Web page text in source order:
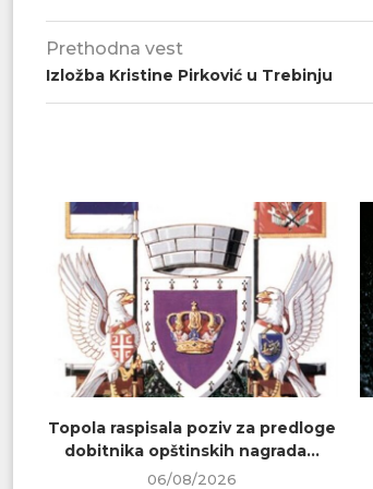
Prethodna vest
Izložba Kristine Pirković u Trebinju
Topola raspisala poziv za predloge
dobitnika opštinskih nagrada...
06/08/2026